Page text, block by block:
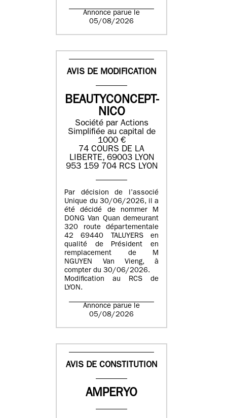
Annonce parue le
05/08/2026
AVIS DE MODIFICATION
BEAUTYCONCEPT-
NICO
Société par Actions
Simplifiée au capital de
1000 €
74 COURS DE LA
LIBERTE, 69003 LYON
953 159 704 RCS LYON
Par décision de l’associé
Unique du 30/06/2026, il a
été décidé de nommer M
DONG Van Quan demeurant
320 route départementale
42 69440 TALUYERS en
qualité de Président en
remplacement de M
NGUYEN Van Vieng, à
compter du 30/06/2026.
Modification au RCS de
LYON.
Annonce parue le
05/08/2026
AVIS DE CONSTITUTION
AMPERYO